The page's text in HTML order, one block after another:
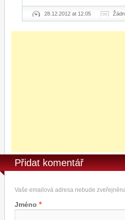
28.12.2012 at 12.05
Přidat komentář
Vaše emailová adresa nebude
Jméno *